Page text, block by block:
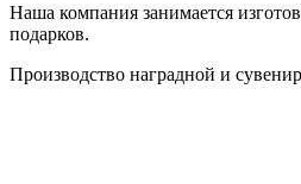
Наша компания занимается
подарков.
Производство наградной и